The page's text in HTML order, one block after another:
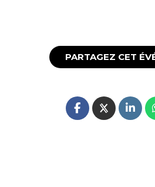
PARTAGEZ CET